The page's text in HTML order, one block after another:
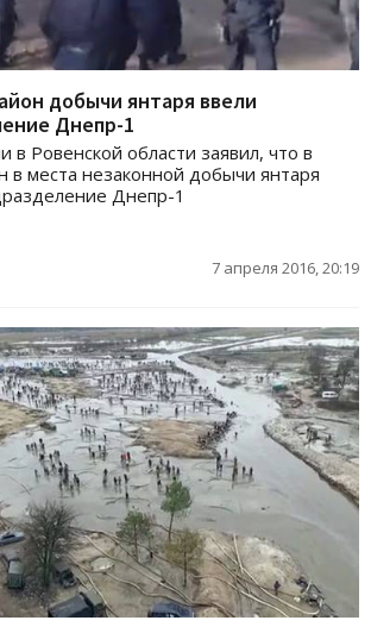
добычи янтаря ввели
Днепр-1
в Ровенской области заявил, что в
в места незаконной добычи янтаря
Днепр-1
7 апреля 2016, 20:19